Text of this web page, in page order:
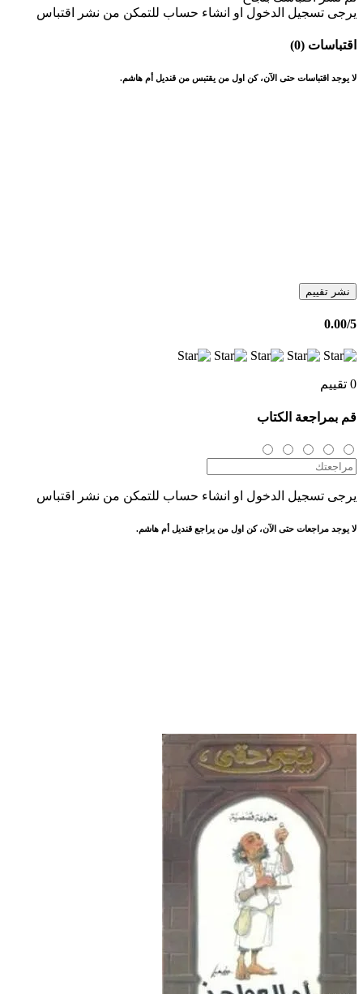
يرجى تسجيل الدخول او انشاء حساب للتمكن من نشر اقتباس
اقتباسات (0)
لا يوجد اقتباسات حتى الآن، كن اول من يقتبس من قنديل أم هاشم.
نشر تقييم
0.00/5
0 تقييم
قم بمراجعة الكتاب
يرجى تسجيل الدخول او انشاء حساب للتمكن من نشر اقتباس
لا يوجد مراجعات حتى الآن، كن اول من يراجع قنديل أم هاشم.